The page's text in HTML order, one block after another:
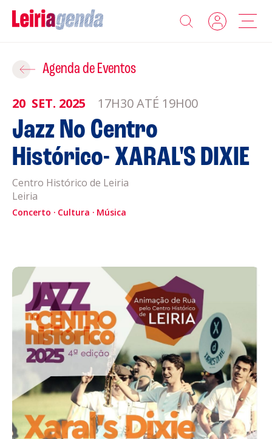
Agenda
Sobre a Leiriagenda
Promotores
Clubes Desportivos
Contactos
Política de Cookies
Acompanhe a Leiria Agenda
CULTURA
Agenda de Eventos
20 SET. 2025 17H30 ATÉ 19H00
Jazz No Centro
Histórico- XARAL'S DIXIE
Centro Histórico de Leiria
Leiria
Concerto Cultura Música
Adicionar ao Roteiro
ROTEIROS EXISTENTES
CRIAR NOVO